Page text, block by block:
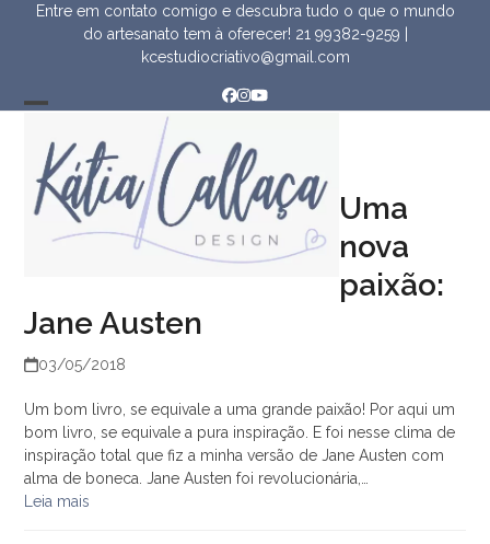
Entre em contato comigo e descubra tudo o que o mundo
do artesanato tem à oferecer! 21 99382-9259
kcestudiocriativo@gmail.com
Facebook
Instagram
YouTube
mobile
menu
mobile
menu
Uma
nova
paixão:
Jane Austen
03/05/2018
Um bom livro, se equivale a uma grande paixão! Por aqui um
bom livro, se equivale a pura inspiração. E foi nesse clima de
inspiração total que fiz a minha versão de Jane Austen com
alma de boneca. Jane Austen foi revolucionária,…
Leia mais